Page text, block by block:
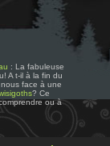
: La fabuleuse
A t-il à la fin du
face à une
? Ce
ou à